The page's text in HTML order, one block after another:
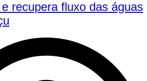
recupera fluxo das águas